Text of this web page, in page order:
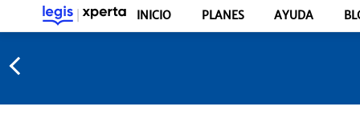
INICIO PLANES AYUDA